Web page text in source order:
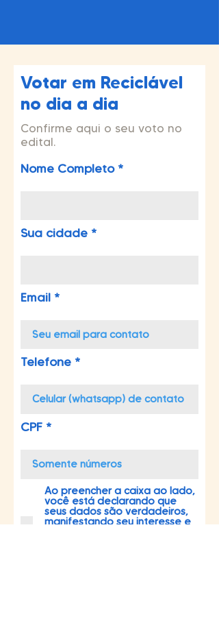
Votar em Reciclável
no dia a dia
Confirme aqui o seu voto no
edital.
Nome Completo
Sua cidade
Email
Telefone
CPF
Ao preencher a caixa ao lado,
você está declarando que
seus dados são verdadeiros,
manifestando seu interesse e